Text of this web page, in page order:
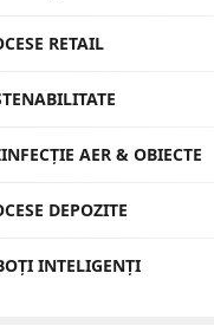
RETAIL
AER & OBIECTE
DEPOZITE
INTELIGENȚI